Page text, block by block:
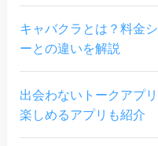
キャバクラとは？料金
ーとの違いを解説
出会わないトークアプ
楽しめるアプリも紹介